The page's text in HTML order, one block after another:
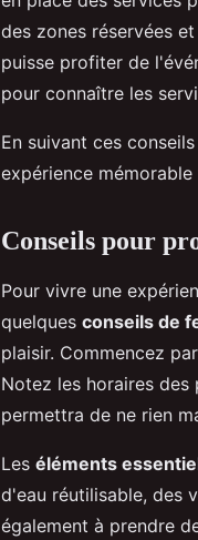
des zones réservées
puisse profiter de
pour connaître les
En suivant ces
expérience
Conseils pour
Pour vivre une
quelques conseils de
plaisir. Commencez
Notez les horaires
permettra de ne rien
Les éléments
d'eau réutilisable, des
également à prendre